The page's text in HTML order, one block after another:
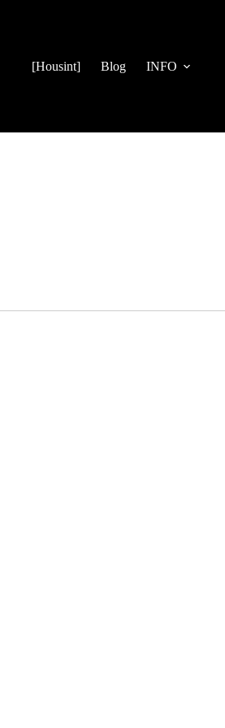
[Housint] Blog INFO